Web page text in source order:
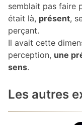
semblait pas faire
était là, présent,
perçant.
Il avait cette
perception, une
sens.
Les autres